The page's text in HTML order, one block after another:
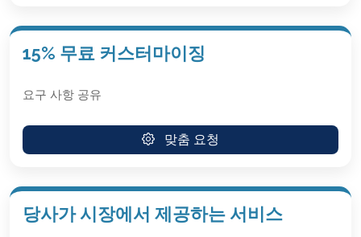
15% 무료 커스터마이징
요구 사항 공유
맞춤 요청
당사가 시장에서 제공하는 서비스